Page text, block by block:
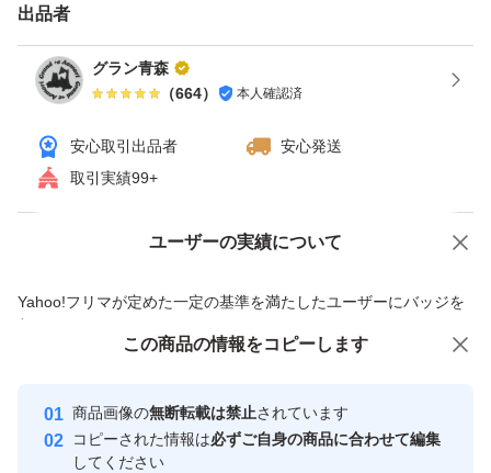
【保存方法】 直射日光を避け温度の低い所で
保管お願い致します。
宜しくお願い致します。(^^)
出品者
グラン青森
（664） 本人確認済
安心取引出品者
安心発送
取引実績99+
ユーザーの実績について
Yahoo!フリマが定めた一定の基準を満たしたユーザーにバッジを
付与しています
安心取引出品者
心・安全なユーザーです
取引実績
価格の相談 商品への質問
この商品の情報をコピーします
商品画像の無断転載は禁止されています
コピーされた情報は必ずご自身の商品に合わせて編集
してください
この商品をみている人にオススメ